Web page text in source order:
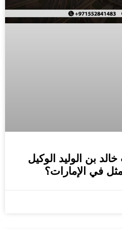
بن الوليد الوكيل
في الإمارات؟